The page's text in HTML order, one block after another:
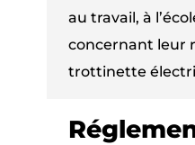
au travail, à
concernant leur
trottinette